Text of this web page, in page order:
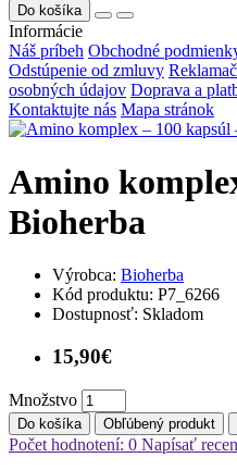
Do košíka
Informácie
Náš príbeh Obchodné
Odstúpenie od zmluvy
osobných údajov Doprava a
Kontaktujte nás Mapa stránok
Amino
Bioherba
Výrobca: Bioherba
Kód produktu: P7_6266
Dostupnosť: Skladom
15,90€
Množstvo
Do košíka Obľúbený produkt
Počet hodnotení: 0 Napísať